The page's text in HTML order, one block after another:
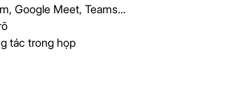
Google Meet, Teams…
tác trong họp